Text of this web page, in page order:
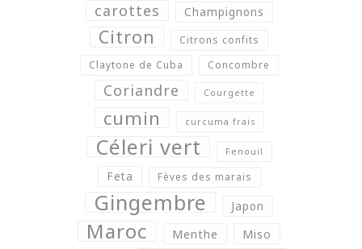
carottes Champignons
Citron
Citrons confits
Claytone de Cuba
Concombre
Coriandre Courgette
cumin curcuma frais
Céleri vert Fenouil
Feta Fèves des marais
Gingembre Japon
Maroc Menthe Miso